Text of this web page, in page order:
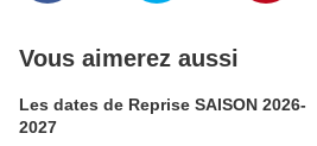
Vous aimerez aussi
Les dates de Reprise SAISON 2026-
2027